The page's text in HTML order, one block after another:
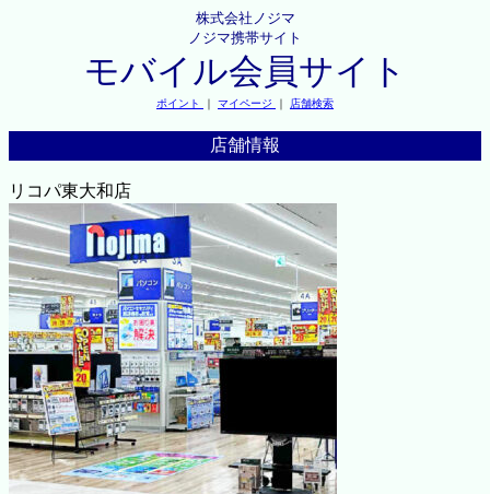
株式会社ノジマ
ノジマ携帯サイト
モバイル会員サイト
ポイント ｜ マイページ ｜ 店舗検索
店舗情報
リコパ東大和店